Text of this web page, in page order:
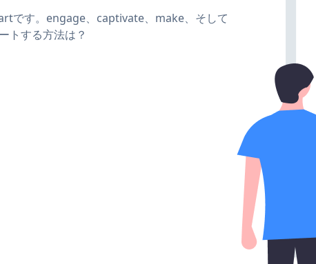
です。engage、captivate、make、そして
トする方法は？